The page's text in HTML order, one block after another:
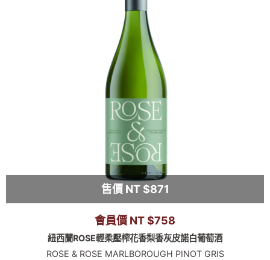
售價 NT $871
會員價 NT $758
紐西蘭ROSE輕柔壓榨花香梨香灰皮諾白葡萄酒
ROSE & ROSE MARLBOROUGH PINOT GRIS